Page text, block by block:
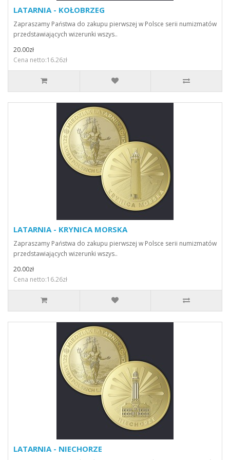
LATARNIA - KOŁOBRZEG
Zapraszamy Państwa do zakupu pierwszej w Polsce serii numizmatów
przedstawiających wizerunki wszys..
20.00zł
Cena netto:16.26zł
LATARNIA - KRYNICA MORSKA
Zapraszamy Państwa do zakupu pierwszej w Polsce serii numizmatów
przedstawiających wizerunki wszys..
20.00zł
Cena netto:16.26zł
LATARNIA - NIECHORZE